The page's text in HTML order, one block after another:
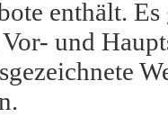
enthält.
und